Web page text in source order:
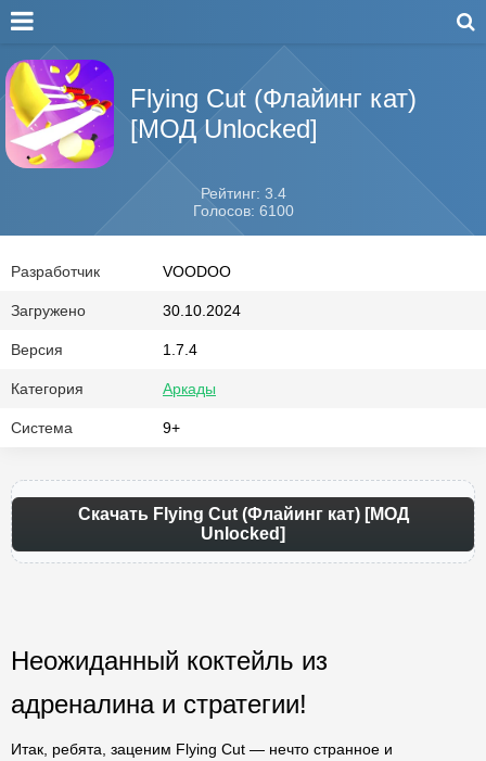
Flying Cut (Флайинг кат)
[МОД Unlocked]
Рейтинг: 3.4
Голосов: 6100
Разработчик VOODOO
Загружено 30.10.2024
Версия 1.7.4
Категория Аркады
Система 9+
Скачать Flying Cut (Флайинг кат) [МОД
Unlocked]
Неожиданный коктейль из
адреналина и стратегии!
Итак, ребята, заценим Flying Cut — нечто странное и